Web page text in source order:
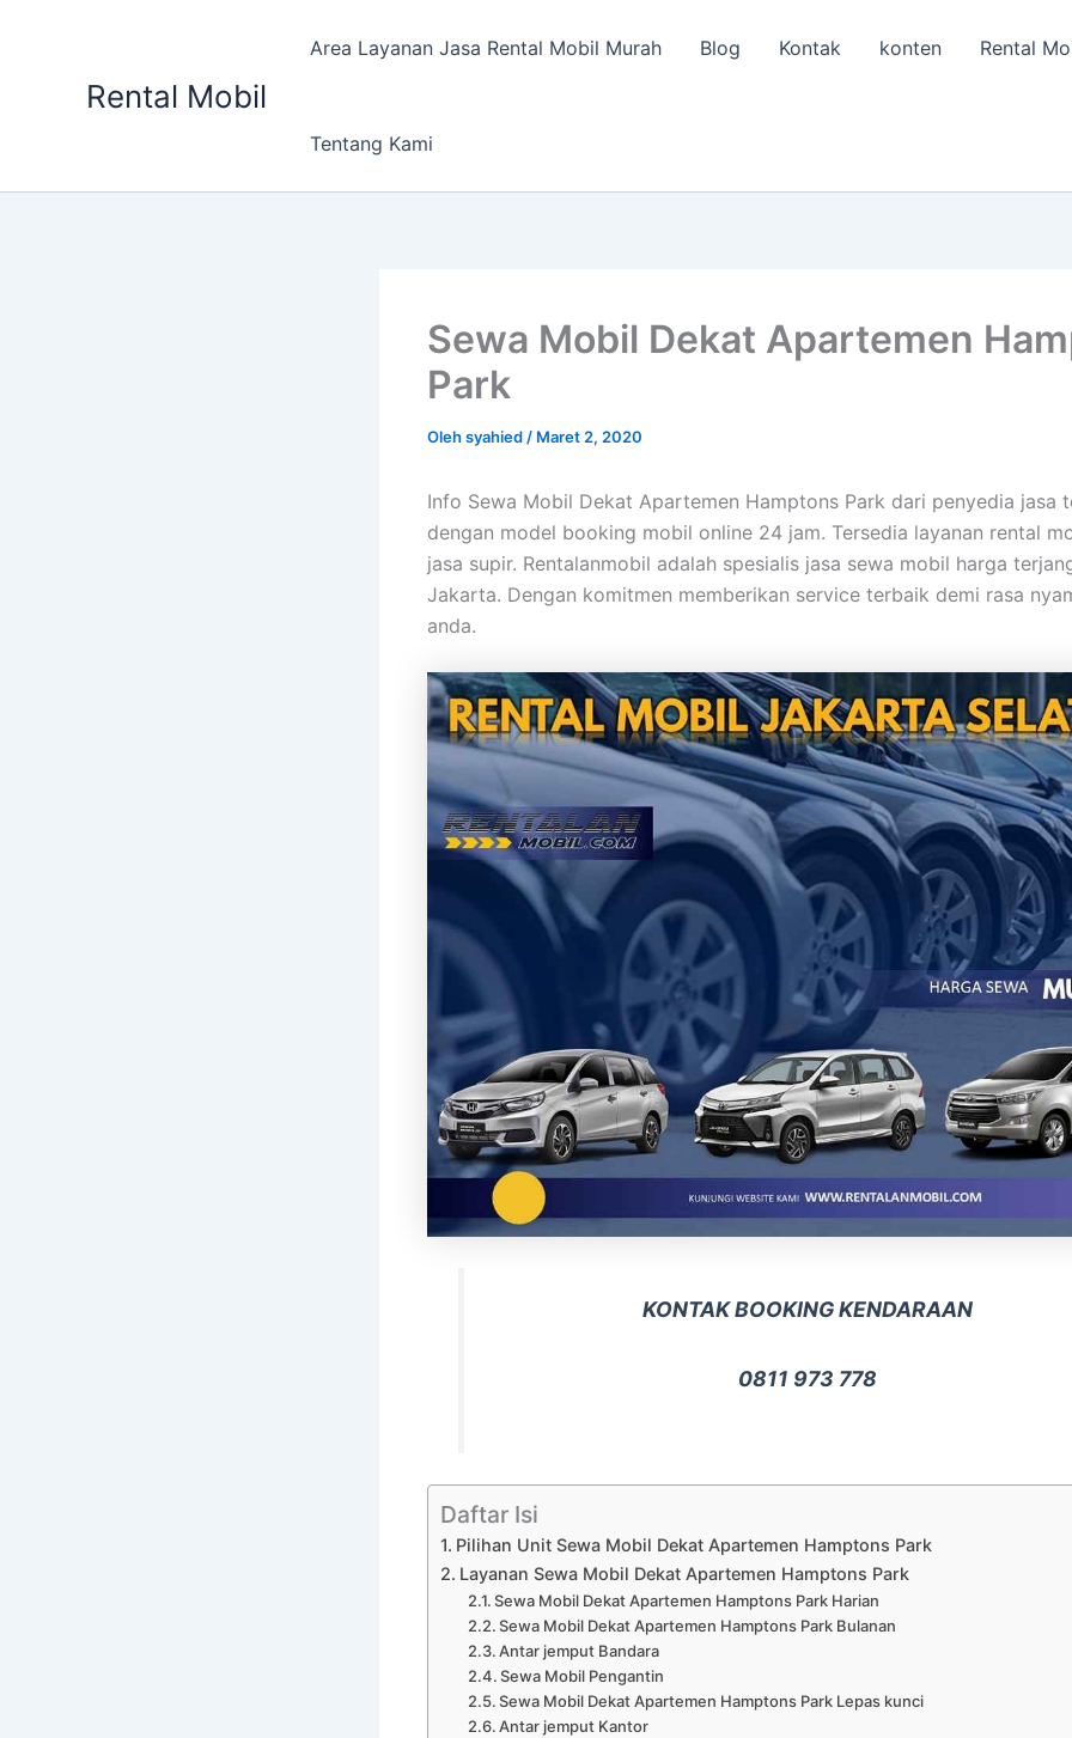
Rental Mobil
Area Layanan Jasa Rental Mobil Murah Blog Kontak konten Rental
Tentang Kami
Sewa Mobil Dekat Apartemen
Park
Olehsyahied / Maret 2, 2020
Info Sewa Mobil Dekat Apartemen Hamptons Park dari penyedia jasa
dengan model booking mobil online 24 jam. Tersedia layanan rental
jasa supir. Rentalanmobil adalah spesialis jasa sewa mobil harga
Jakarta. Dengan komitmen memberikan service terbaik demi rasa
anda.
KONTAK BOOKING KENDARAAN
0811 973 778
Daftar Isi
Pilihan Unit Sewa Mobil Dekat Apartemen Hamptons Park
Layanan Sewa Mobil Dekat Apartemen Hamptons Park
Sewa Mobil Dekat Apartemen Hamptons Park Harian
Sewa Mobil Dekat Apartemen Hamptons Park Bulanan
Antar jemput Bandara
Sewa Mobil Pengantin
Sewa Mobil Dekat Apartemen Hamptons Park Lepas kunci
Antar jemput Kantor